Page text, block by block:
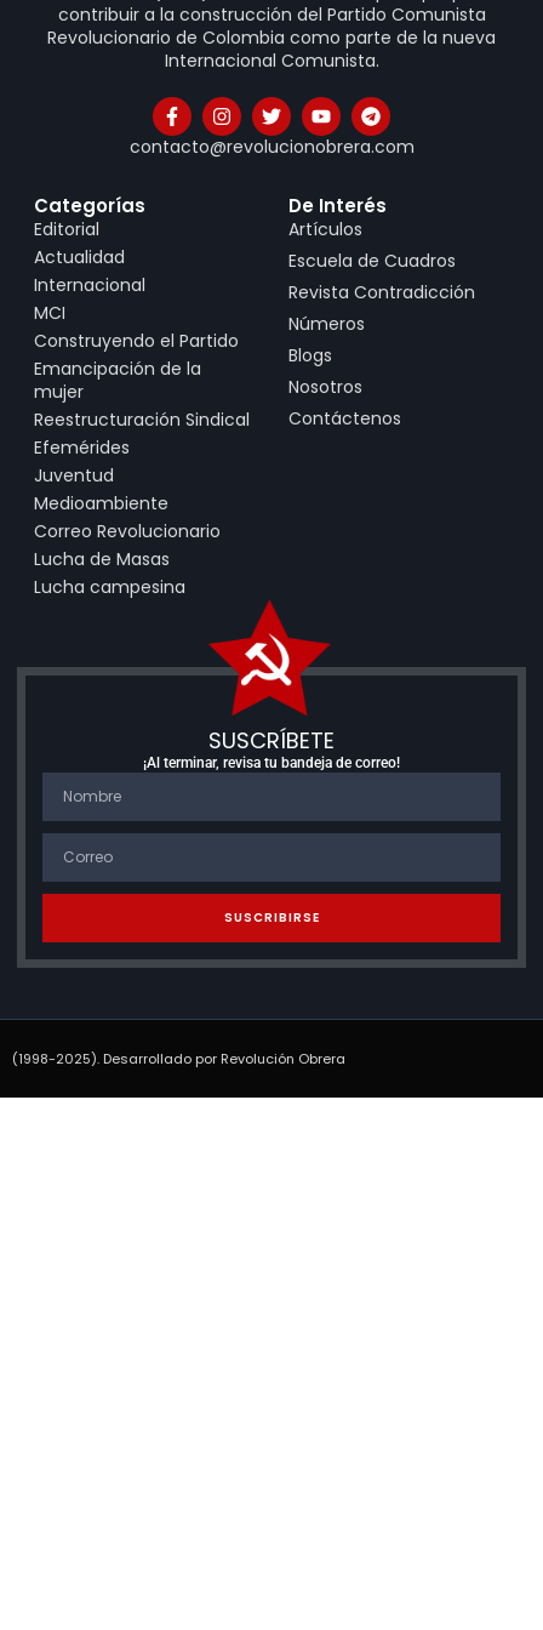
contribuir a la construcción del Partido Comunista
Revolucionario de Colombia como parte de la nueva
Internacional Comunista.
contacto@revolucionobrera.com
Categorías
Editorial
Actualidad
Internacional
MCI
Construyendo el Partido
Emancipación de la
mujer
Reestructuración Sindical
Efemérides
Juventud
Medioambiente
Correo Revolucionario
Lucha de Masas
Lucha campesina
De Interés
Artículos
Escuela de Cuadros
Revista Contradicción
Números
Blogs
Nosotros
Contáctenos
SUSCRÍBETE
¡Al terminar, revisa tu bandeja de correo!
SUSCRIBIRSE
(1998-2025). Desarrollado por Revolución Obrera